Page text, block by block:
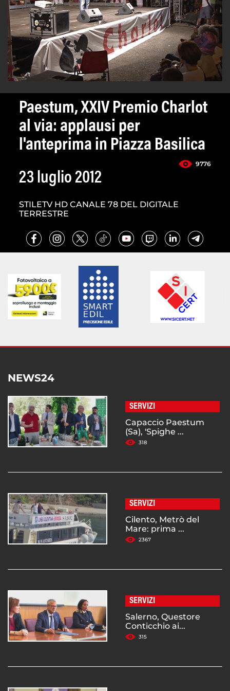
Paestum, XXIV Premio Charlot
al via: applausi per
l'anteprima in Piazza Basilica
9776
23 luglio 2012
STILETV HD CANALE 78 DEL DIGITALE
TERRESTRE
NEWS24
SERVIZI
Capaccio Paestum
(Sa), 'Spighe ...
318
SERVIZI
Cilento, Metrò del
Mare: prima ...
2367
SERVIZI
Salerno, Questore
Conticchio ai...
315